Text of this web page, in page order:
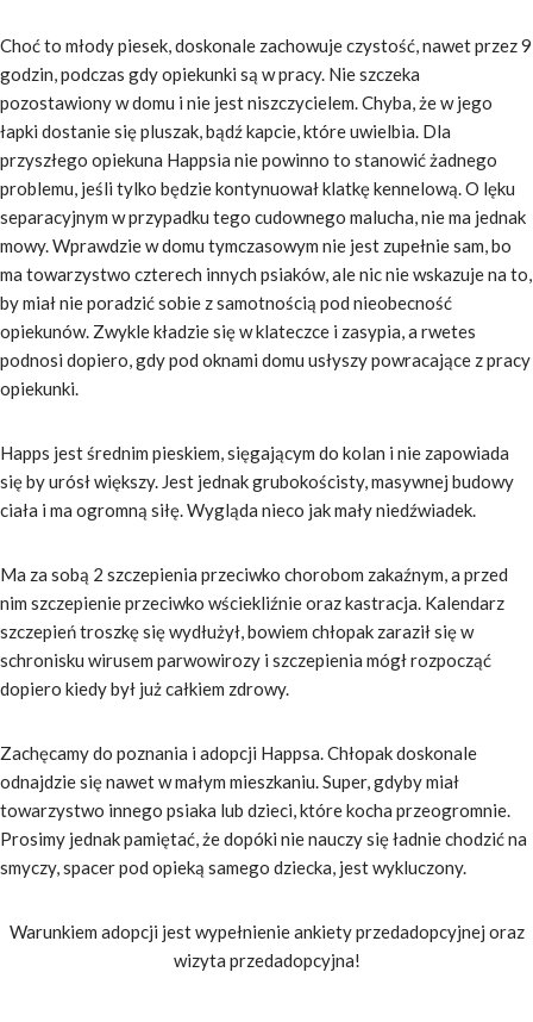
Choć to młody piesek, doskonale zachowuje czystość, nawet przez 9
godzin, podczas gdy opiekunki są w pracy. Nie szczeka
pozostawiony w domu i nie jest niszczycielem. Chyba, że w jego
łapki dostanie się pluszak, bądź kapcie, które uwielbia. Dla
przyszłego opiekuna Happsia nie powinno to stanowić żadnego
problemu, jeśli tylko będzie kontynuował klatkę kennelową. O lęku
separacyjnym w przypadku tego cudownego malucha, nie ma jednak
mowy. Wprawdzie w domu tymczasowym nie jest zupełnie sam, bo
ma towarzystwo czterech innych psiaków, ale nic nie wskazuje na to,
by miał nie poradzić sobie z samotnością pod nieobecność
opiekunów. Zwykle kładzie się w klateczce i zasypia, a rwetes
podnosi dopiero, gdy pod oknami domu usłyszy powracające z pracy
opiekunki.
Happs jest średnim pieskiem, sięgającym do kolan i nie zapowiada
się by urósł większy. Jest jednak grubokościsty, masywnej budowy
ciała i ma ogromną siłę. Wygląda nieco jak mały niedźwiadek.
Ma za sobą 2 szczepienia przeciwko chorobom zakaźnym, a przed
nim szczepienie przeciwko wściekliźnie oraz kastracja. Kalendarz
szczepień troszkę się wydłużył, bowiem chłopak zaraził się w
schronisku wirusem parwowirozy i szczepienia mógł rozpocząć
dopiero kiedy był już całkiem zdrowy.
Zachęcamy do poznania i adopcji Happsa. Chłopak doskonale
odnajdzie się nawet w małym mieszkaniu. Super, gdyby miał
towarzystwo innego psiaka lub dzieci, które kocha przeogromnie.
Prosimy jednak pamiętać, że dopóki nie nauczy się ładnie chodzić na
smyczy, spacer pod opieką samego dziecka, jest wykluczony.
Warunkiem adopcji jest wypełnienie ankiety przedadopcyjnej oraz
wizyta przedadopcyjna!